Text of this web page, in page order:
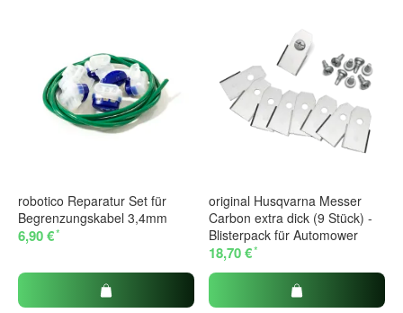
robotico Reparatur Set für
Begrenzungskabel 3,4mm
6,90 €*
original Husqvarna Messer
Carbon extra dick (9 Stück) -
Blisterpack für Automower
18,70 €*